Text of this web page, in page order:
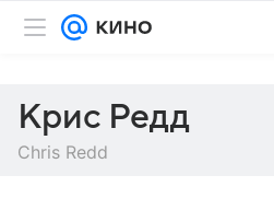
Крис Редд
Chris Redd